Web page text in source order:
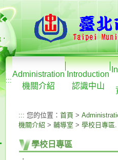
:::
Administration
機關介紹
Introduction
認識中山
::: 您的位置： 首頁 >
機關介紹 > 輔導室 > 學校日專區.
學校日專區
.